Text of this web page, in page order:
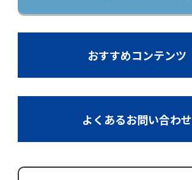
おすすめコンテンツ
よくあるお問い合わせ